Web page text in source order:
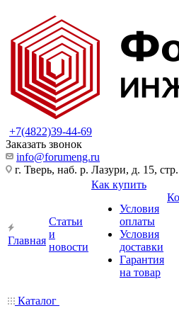
+7(4822)39-44-69
Заказать звонок
info@forumeng.ru
г. Тверь, наб. р. Лазури, д. 15, стр.
Главная
Статьи
и
новости
Как купить
Условия
оплаты
Условия
доставки
Гарантия
на товар
Каталог